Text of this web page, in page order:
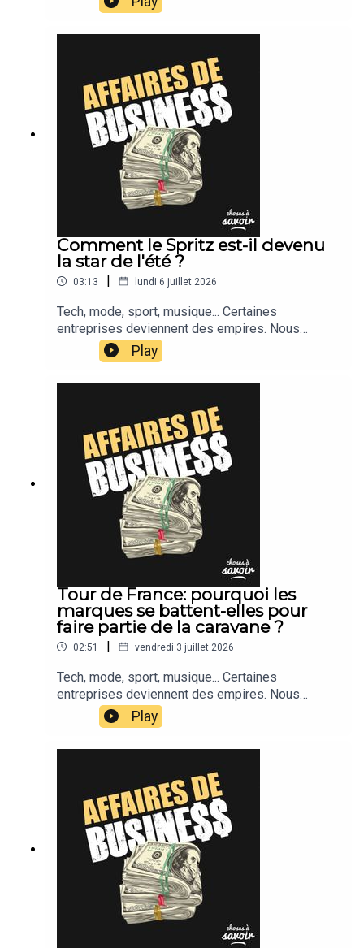
Comment le Spritz est-il devenu
la star de l'été ?
03:13 | lundi 6 juillet 2026
Tech, mode, sport, musique... Certaines
entreprises deviennent des empires. Nous
suivons leur actu.
Play
Tour de France: pourquoi les
marques se battent-elles pour
faire partie de la caravane ?
02:51 | vendredi 3 juillet 2026
Tech, mode, sport, musique... Certaines
entreprises deviennent des empires. Nous
suivons leur actu.
Play